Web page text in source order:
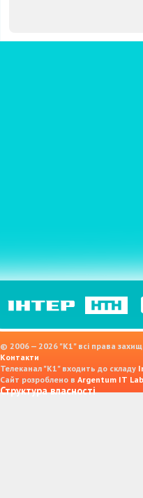
© 2006 — 2026 "K1" всі права
Контакти
Телеканал "К1" входить до складу
Сайт розроблено в Argentum IT Lab
Структура власності